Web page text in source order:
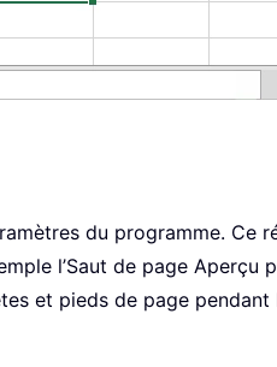
du programme. Ce
l’Saut de page Aperçu
et pieds de page